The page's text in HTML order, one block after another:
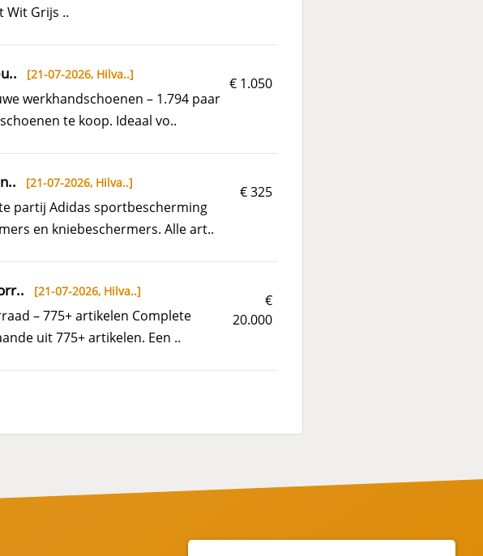
Wit Grijs ..
€ 1.050
[21-07-2026, Hilva..]
werkhandschoenen – 1.794 paar
te koop. Ideaal vo..
€ 325
[21-07-2026, Hilva..]
partij Adidas sportbescherming
en kniebeschermers. Alle art..
€
20.000
[21-07-2026, Hilva..]
– 775+ artikelen Complete
uit 775+ artikelen. Een ..